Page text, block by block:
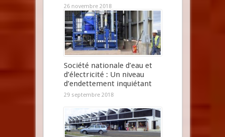
26 novembre 2018
Société nationale d’eau et
d’électricité : Un niveau
d’endettement inquiétant
29 septembre 2018